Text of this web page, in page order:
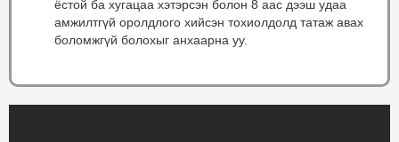
ёстой ба хугацаа хэтэрсэн болон 8 аас дээш удаа
амжилтгүй оролдлого хийсэн тохиолдолд татаж авах
боломжгүй болохыг анхаарна уу.